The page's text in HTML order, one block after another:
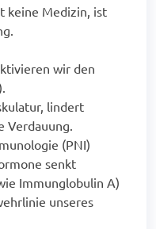
keine Medizin, ist
wir den
lindert
Verdauung.
(PNI)
senkt
Immunglobulin A)
unseres